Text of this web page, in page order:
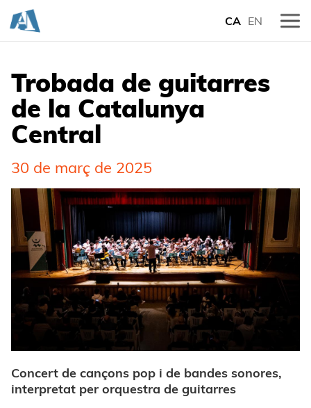
CA EN
Trobada de guitarres
de la Catalunya
Central
30 de març de 2025
Concert de cançons pop i de bandes sonores,
interpretat per orquestra de guitarres